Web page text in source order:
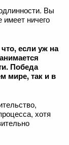
Вы
ничего
если уж на
Победа
мире, так и в
хотя